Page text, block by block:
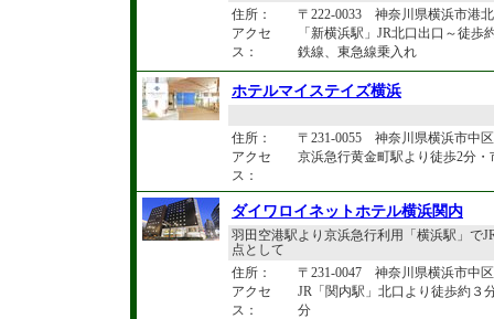
住所：
〒222-0033 神奈川県横浜市港
アクセ
ス：
「新横浜駅」JR北口出口～徒
鉄線、東急線乗入れ
ホテルマイステイズ横浜
住所：
〒231-0055 神奈川県横浜市中
アクセ
ス：
京浜急行黄金町駅より徒歩2分
ダイワロイネットホテル横浜関内
羽田空港駅より京浜急行利用「横浜駅」で
点として
住所：
〒231-0047 神奈川県横浜市中
アクセ
ス：
JR「関内駅」北口より徒歩約
分